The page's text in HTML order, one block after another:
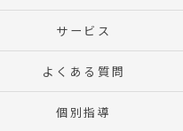
サービス
よくある質問
個別指導